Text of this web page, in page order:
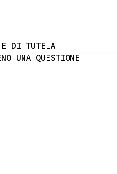
E DI TUTELA
UNA QUESTIONE